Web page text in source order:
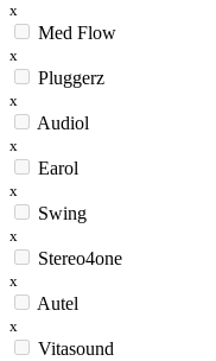
x
Med Flow
x
Pluggerz
x
Audiol
x
Earol
x
Swing
x
Stereo4one
x
Autel
x
Vitasound